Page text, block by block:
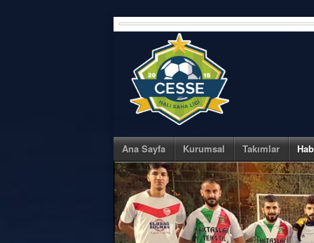
Skip
to
Ana Sayfa Kurumsal Takımlar